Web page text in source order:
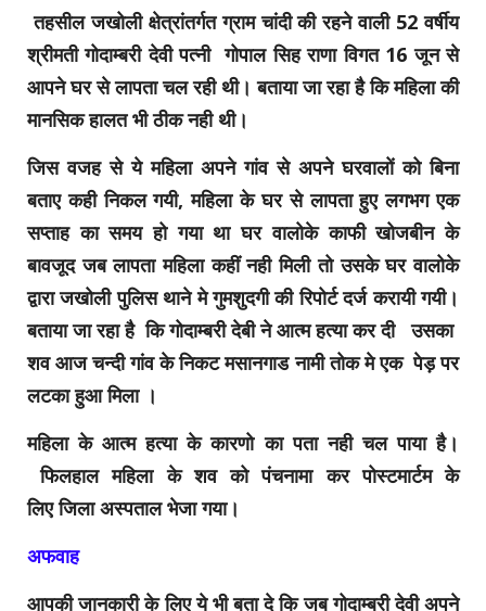
तहसील जखोली क्षेत्रांतर्गत ग्राम चांदी की रहने वाली 52 वर्षीय‌
श्रीमती गोदाम्बरी देवी पत्नी गोपाल ‌सिह‌ राणा विगत‌ 16 जून‌ से
आपने घर से लापता‌ चल‌ रही थी। बताया जा रहा है कि महिला की
मानसिक‌ हालत भी‌ ठीक नही थी।
जिस वजह से ये महिला अपने गांव से अपने घरवालों को बिना
बताए कही निकल गयी, महिला के घर से लापता हुए लगभग एक
सप्ताह का समय हो गया था घर वालो‌के काफी खोजबीन के
बावजूद जब लापता महिला कहीं नही मिली तो उसके घर वालो‌के
द्वारा जखोली पुलिस थाने मेगुमशुदगी की रिपोर्ट दर्ज करायी गयी।‌
बताया जा रहा है कि गोदाम्बरी देबी ने आत्म हत्या कर दी उसका
शव आज चन्दी गांव के निकट मसानगाड नामी तोकमे‌ एक पेड़ पर
लटका हुआ मिला ।
महिला के आत्म हत्या के कारणो का पता नही चल‌ पाया है।
फिलहाल महिला के शव को पंचनामा कर पोस्टमार्टम के
लिएजिला अस्पताल भेजा गया।
अफवाह
आपकी जानकारी के लिए ये भी बता दे कि जब गोदाम्बरी देवी अपने